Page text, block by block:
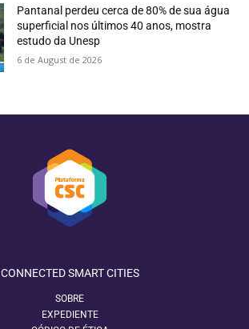
Pantanal perdeu cerca de 80% de sua água
superficial nos últimos 40 anos, mostra
estudo da Unesp
6 de August de 2026
CONNECTED SMART CITIES
SOBRE
EXPEDIENTE